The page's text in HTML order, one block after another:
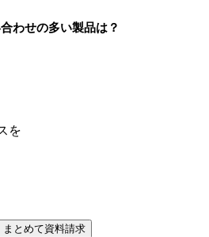
わせの多い製品は？
を
まとめて資料請求